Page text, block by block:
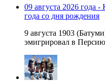
09 августа 2026 года
года со дня рождения
9 августа 1903
эмигрировал в